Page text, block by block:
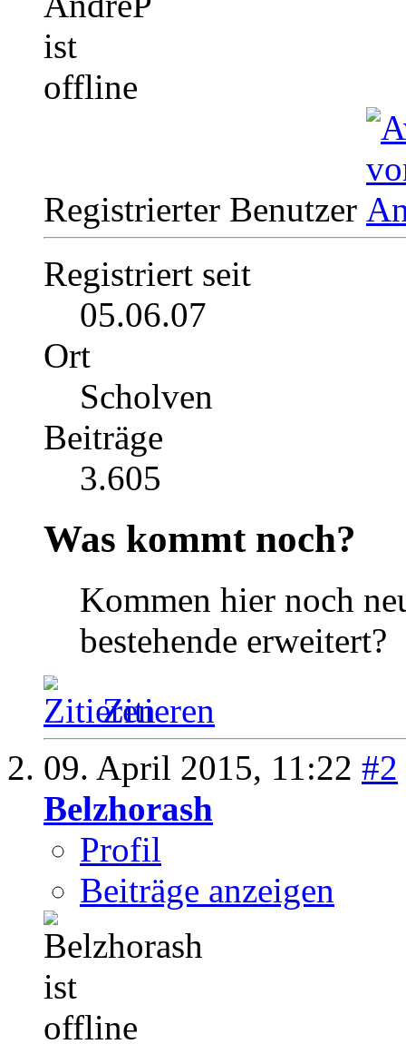
Registrierter Benutzer
Registriert seit
05.06.07
Ort
Scholven
Beiträge
3.605
Was kommt noch?
Kommen hier noch
bestehende erweitert?
Zitieren
09. April 2015, 11:22 #2
Belzhorash
Profil
Beiträge anzeigen